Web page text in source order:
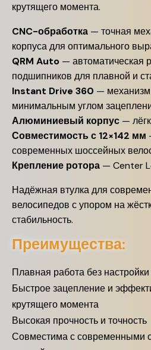
крутящего момента.
CNC-обработка — точная
корпуса для оптимального
QRM Auto — автоматическая
подшипников для плавной и
Instant Drive 360 — механизм
минимальным углом
Алюминиевый корпус —
Совместимость с 12×142 мм
современных шоссейных
Крепление ротора — Center
Надёжная втулка для
велосипедов с упором на
стабильность.
Преимущества:
Плавная работа без настройки
Быстрое зацепление и
крутящего момента
Высокая прочность и точность
Совместима с современными